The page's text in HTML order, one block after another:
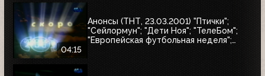
04:15
Анонсы (ТНТ, 23.03.2001) "Птички";
"Сейлормун"; "Дети Ноя"; "ТелеБом";
"Европейская футбольная неделя";